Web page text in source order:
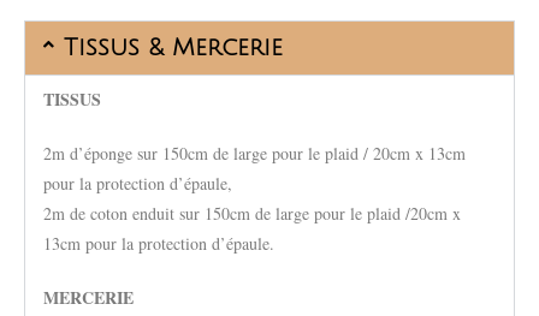
Tissus & Mercerie
TISSUS
2m d’éponge sur 150cm de large pour le plaid / 20cm x 13cm
pour la protection d’épaule,
2m de coton enduit sur 150cm de large pour le plaid /20cm x
13cm pour la protection d’épaule.
MERCERIE